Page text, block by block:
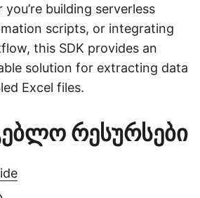
building serverless
scripts, or integrating
this SDK provides an
solution for extracting data
Excel files.
რესურსები